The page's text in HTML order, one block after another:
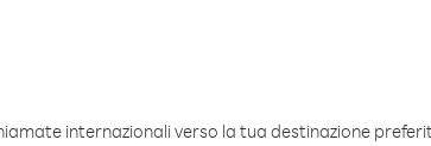
internazionali verso la tua destinazione